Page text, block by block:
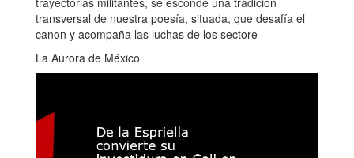
transversal de nuestra poesía, situada, que desafía el
canon y acompaña las luchas de los sectore
La Aurora de México